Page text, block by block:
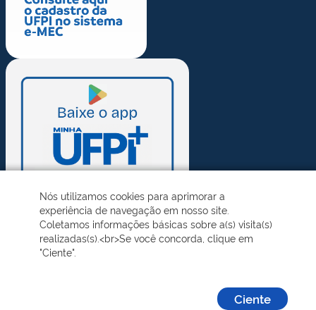
Nós utilizamos cookies para aprimorar a
experiência de navegação em nosso site.
Coletamos informações básicas sobre a(s) visita(s)
realizadas(s).<br>Se você concorda, clique em
"Ciente".
Ciente